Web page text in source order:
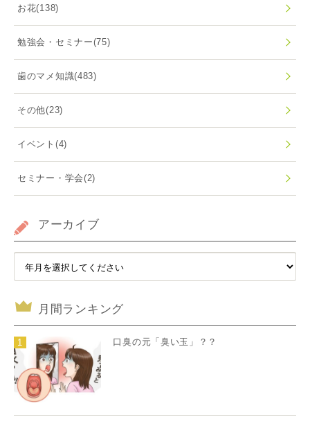
お花(138)
勉強会・セミナー(75)
歯のマメ知識(483)
その他(23)
イベント (4)
セミナー・学会(2)
アーカイブ
月間ランキング
1 口臭の元「臭い玉」？？